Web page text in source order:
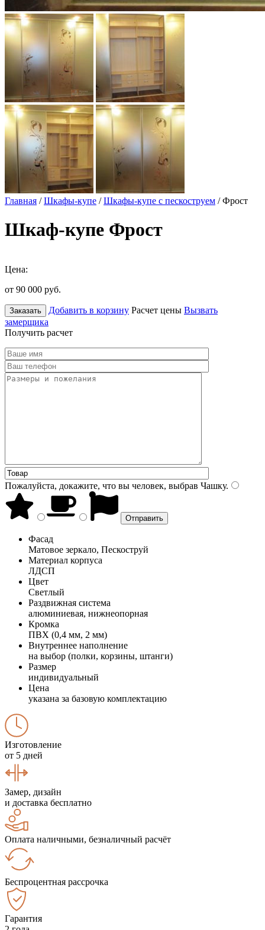
Главная /Шкафы-купе /Шкафы-купе с пескоструем / Фрост
Шкаф-купе Фрост
Цена:
от 90 000 руб.
Заказать Добавить в корзину Расчет цены Вызвать
замерщика
Получить расчет
Пожалуйста, докажите, что вы человек, выбрав Чашку.
Фасад
Матовое зеркало, Пескоструй
Материал корпуса
ЛДСП
Цвет
Светлый
Раздвижная система
алюминиевая, нижнеопорная
Кромка
ПВХ (0,4 мм, 2 мм)
Внутреннее наполнение
на выбор (полки, корзины, штанги)
Размер
индивидуальный
Цена
указана за базовую комплектацию
Изготовление
от 5 дней
Замер, дизайн
и доставка бесплатно
Оплата наличными, безналичный расчёт
Беспроцентная рассрочка
Гарантия